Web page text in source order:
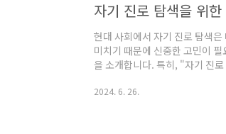
자기 진로 탐색을 위
현대 사회에서 자기 진로 탐색
미치기 때문에 신중한 고민이
을 소개합니다. 특히, "자기 진
정보 수집진로 목표 설정자기
2024. 6. 26.